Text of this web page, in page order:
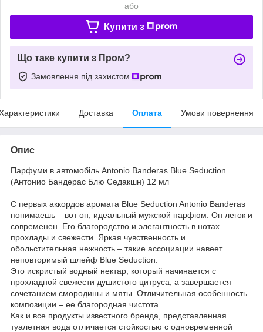
або
Купити з
Що таке купити з Пром?
Замовлення під захистом
Доставка Оплата Умови повернення
Опис
Парфуми в автомобіль Antonio Banderas Blue Seduction
(Антонио Бандерас Блю Седакшн) 12 мл
С первых аккордов аромата Blue Seduction Antonio Banderas
понимаешь – вот он, идеальный мужской парфюм. Он легок и
современен. Его благородство и элегантность в нотах
прохлады и свежести. Яркая чувственность и
обольстительная нежность – такие ассоциации навеет
неповторимый шлейф Blue Seduction.
Это искристый водный нектар, который начинается с
прохладной свежести душистого цитруса, а завершается
сочетанием смородины и мяты. Отличительная особенность
композиции – ее благородная чистота.
Как и все продукты известного бренда, представленная
туалетная вода отличается стойкостью с одновременной